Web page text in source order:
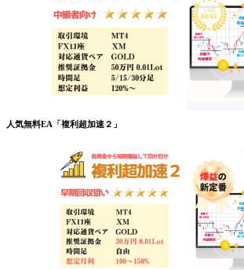
人気無料EA「複利超加速２」